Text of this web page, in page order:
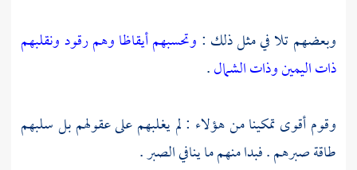
وبعضهم تلا في مثل ذلك : وتحسبهم أيقاظا وهم رقود ونقلبهم
ذات اليمين وذات الشمال.
وقوم أقوى تمكينا من هؤلاء : لم يغلبهم على عقولهم بل سلبهم
طاقة صبرهم . فبدا منهم ما ينافي الصبر .